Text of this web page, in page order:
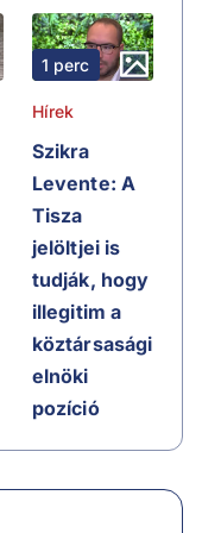
1 perc
Hírek
Szikra
Levente: A
Tisza
jelöltjei is
tudják, hogy
illegitim a
köztársasági
elnöki
pozíció